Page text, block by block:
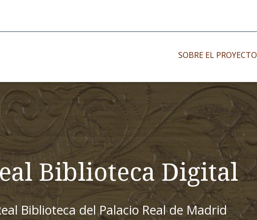
SOBRE EL PROYECTO
Impresos antiguos
Impresos modernos
Biblioteca Digital
Biblioteca del Palacio Real de Madrid